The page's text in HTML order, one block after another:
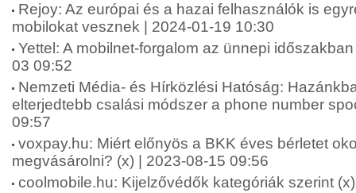
Rejoy: Az európai és a hazai felhasználók is
mobilokat vesznek | 2024-01-19 10:30
Yettel: A mobilnet-forgalom az ünnepi
03 09:52
Nemzeti Média- és Hírközlési Hatóság:
elterjedtebb csalási módszer a phone number
09:57
voxpay.hu: Miért előnyös a BKK éves bérletet
megvásárolni? (x) | 2023-08-15 09:56
coolmobile.hu: Kijelzővédők kategóriák szerint